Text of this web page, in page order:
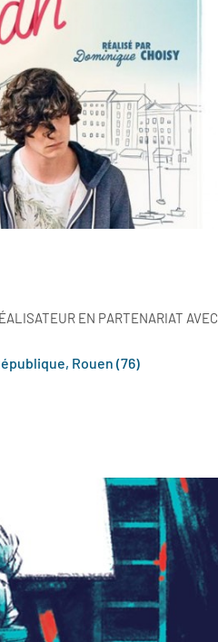
EN PARTENARIAT AVEC
Rouen (76)